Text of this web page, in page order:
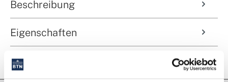
Beschreibung
Eigenschaften